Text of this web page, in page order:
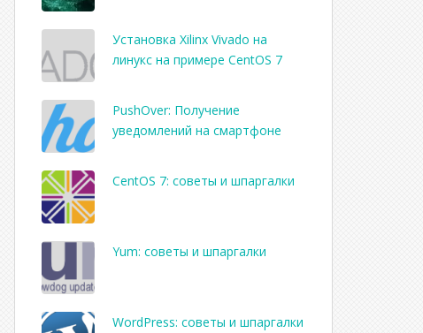
Установка Xilinx Vivado на
линукс на примере CentOS 7
PushOver: Получение
уведомлений на смартфоне
CentOS 7: советы и шпаргалки
Yum: советы и шпаргалки
WordPress: советы и шпаргалки